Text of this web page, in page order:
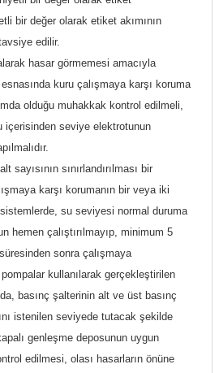
bir değer olarak etiket akımının
edilir.
hasar görmemesi amacıyla
kuru çalışmaya karşı koruma
olduğu muhakkak kontrol edilmeli,
içerisinden seviye elektrotunun
sayısının sınırlandırılması bir
karşı korumanın bir veya iki
su seviyesi normal duruma
hemen çalıştırılmayıp, minimum 5
sonra çalışmaya
pompalar kullanılarak gerçekleştirilen
basınç şalterinin alt ve üst basınç
istenilen seviyede tutacak şekilde
genleşme deposunun uygun
edilmesi, olası hasarların önüne